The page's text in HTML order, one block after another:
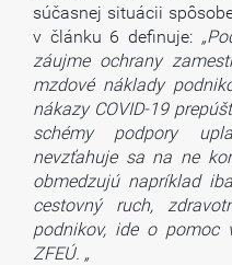
súčasnej situácii
v článku 6 definuje:
záujme ochrany
mzdové náklady
nákazy COVID-19
schémy podpory
nevzťahuje sa na ne
obmedzujú napríklad
cestovný ruch,
podnikov, ide o pomoc
ZFEÚ. „